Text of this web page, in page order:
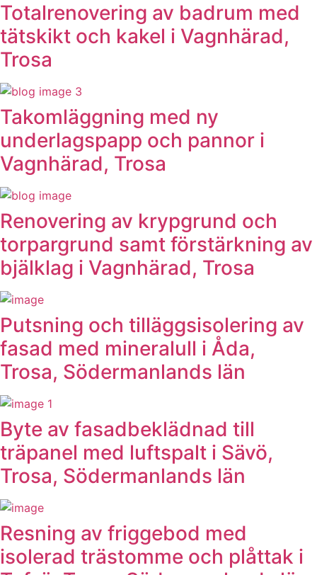
Totalrenovering av badrum med
tätskikt och kakel i Vagnhärad,
Trosa
Takomläggning med ny
underlagspapp och pannor i
Vagnhärad, Trosa
Renovering av krypgrund och
torpargrund samt förstärkning av
bjälklag i Vagnhärad, Trosa
Putsning och tilläggsisolering av
fasad med mineralull i Åda,
Trosa, Södermanlands län
Byte av fasadbeklädnad till
träpanel med luftspalt i Sävö,
Trosa, Södermanlands län
Resning av friggebod med
isolerad trästomme och plåttak i